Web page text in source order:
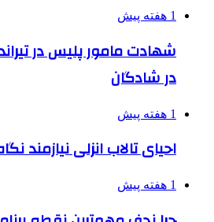
1 هفته پیش
شهادت مامور پلیس در
در شادگان
1 هفته پیش
احیای تالاب انزلی نیازمند
1 هفته پیش